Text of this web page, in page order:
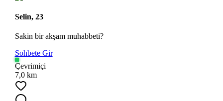
Selin, 23
Sakin bir akşam muhabbeti?
Sohbete Gir
Çevrimiçi
7,0 km